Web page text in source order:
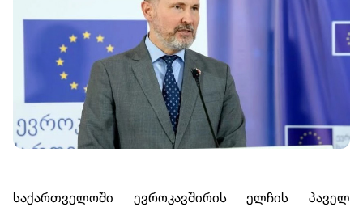
საქართველოში ევროკავშირის ელჩის პაველ